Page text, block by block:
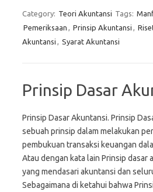
Category: Teori Akuntansi Tags:
Pemeriksaan , Prinsip Akuntansi ,
Akuntansi , Syarat Akuntansi
Prinsip Dasar
Prinsip Dasar Akuntansi. Prinsip
sebuah prinsip dalam melakukan
pembukuan transaksi keuangan
Atau dengan kata lain Prinsip dasar
yang mendasari akuntansi dan
Sebagaimana di ketahui bahwa